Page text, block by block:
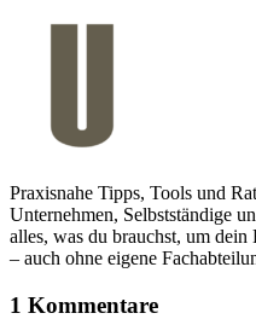
Praxisnahe Tipps, Tools und
Unternehmen, Selbstständige
alles, was du brauchst, um
– auch ohne eigene
1 Kommentare